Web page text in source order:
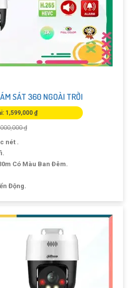
SÁT 360 NGOÀI TRỜI
1,599,000 ₫
₫
nét .
Có Màu Ban Ðêm.
Động.